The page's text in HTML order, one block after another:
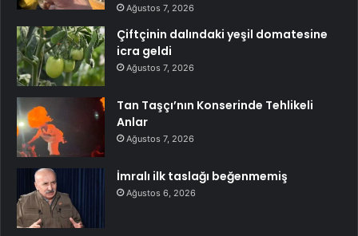
Ağustos 7, 2026
Çiftçinin dalındaki yeşil domatesine
icra geldi
Ağustos 7, 2026
Tan Taşçı’nın Konserinde Tehlikeli
Anlar
Ağustos 7, 2026
İmralı ilk taslağı beğenmemiş
Ağustos 6, 2026